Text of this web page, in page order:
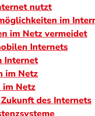
nutzt
im
im Netz vermeidet
Internets
Internet
im Netz
im Netz
des Internets